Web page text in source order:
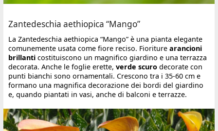
Zantedeschia aethiopica “Mango”
La Zantedeschia aethiopica “Mango” è una pianta elegante
comunemente usata come fiore reciso. Fioriture arancioni
brillanticostituiscono un magnifico giardino e una terrazza
decorata. Anche le foglie erette, verde scurodecorate con
punti bianchi sono ornamentali. Crescono tra i 35-60 cm e
formano una magnifica decorazione dei bordi del giardino
e, quando piantati in vasi, anche di balconi e terrazze.